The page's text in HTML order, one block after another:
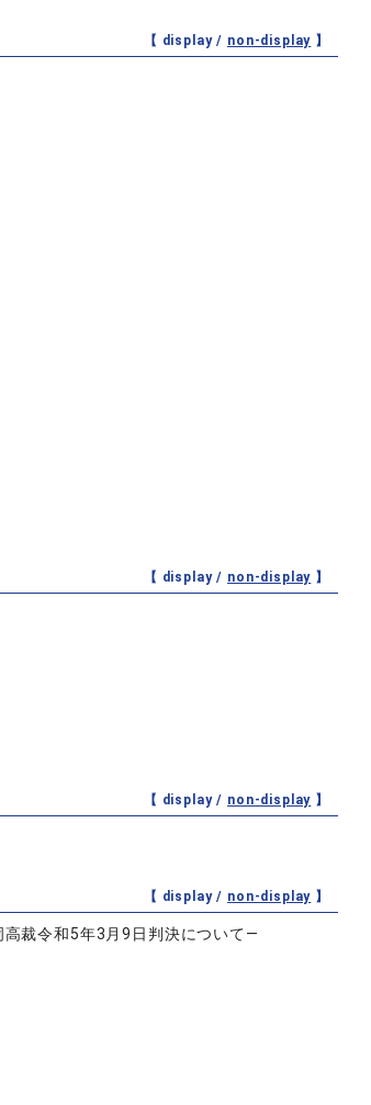
【 display / non-display 】
【 display / non-display 】
【 display / non-display 】
【 display / non-display 】
裁令和5年3月9日判決について―